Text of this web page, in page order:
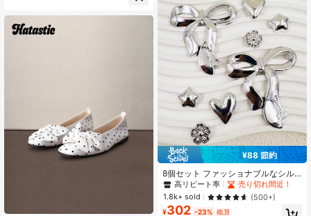
¥88 節約
8個セット ファッショナブルなシル
バーの大きなリボン アシンメトリー
ハート DIYアクセサリー、シューズ
デコレーション、スリッパ、サンダ
ル、靴紐の装飾に適しています
高リピート率
売り切れ間近！
1.8k+ sold
(500+)
¥302 -23% 概算